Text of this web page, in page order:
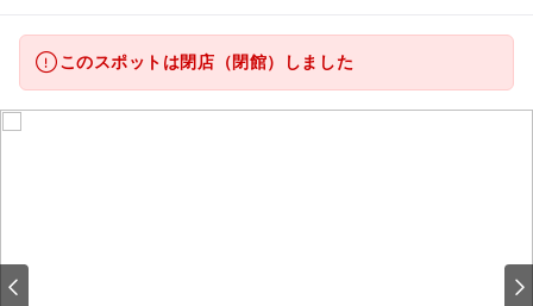
このスポットは閉店（閉館）しました